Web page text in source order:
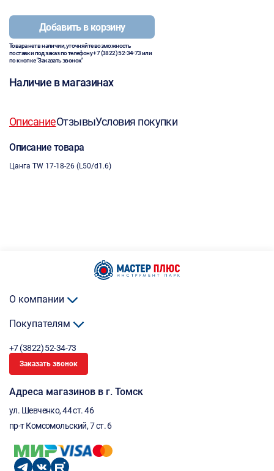
Добавить в корзину
Товара нет в наличии, уточняйте возможность
поставки под заказ по телефону+7 (3822) 52-34-73или
по кнопке "Заказать звонок"
Наличие в магазинах
ОписаниеОтзывыУсловия покупки
Описание товара
Цанга TW 17-18-26 (L50/d1.6)
О компании
Покупателям
+7 (3822) 52-34-73
Заказать звонок
Адреса магазинов в г. Томск
ул. Шевченко, 44 ст. 46
пр-т Комсомольский, 7 ст. 6